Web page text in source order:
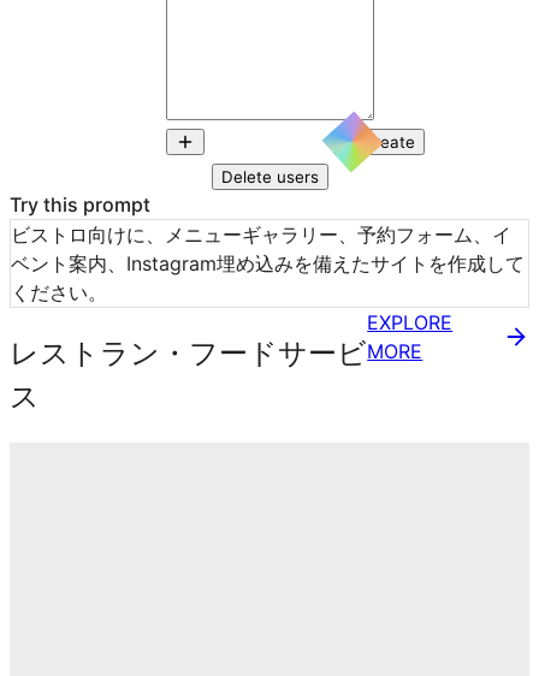
Create
Delete users
Try this prompt
ビストロ向けに、メニューギャラリー、予約フォーム、イ
ベント案内、Instagram埋め込みを備えたサイトを作成して
ください。
レストラン・フードサービ
ス
EXPLORE
MORE